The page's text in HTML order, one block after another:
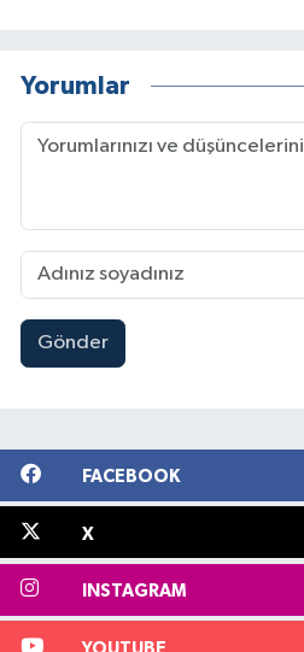
Yorumlar
Gönder
FACEBOOK
X
INSTAGRAM